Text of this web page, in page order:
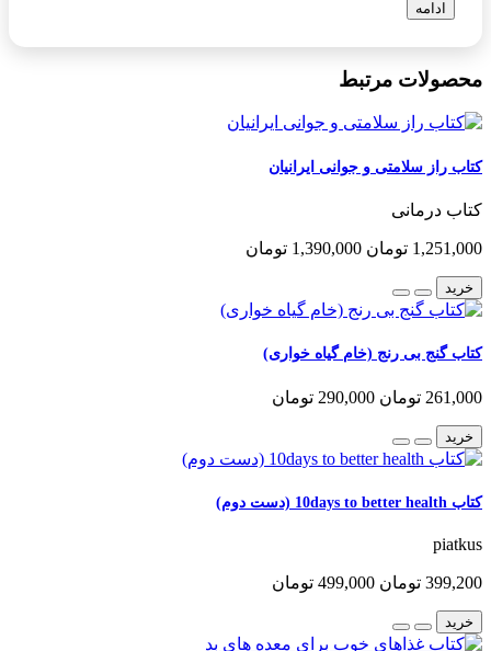
ادامه
محصولات مرتبط
کتاب راز سلامتی و جوانی ایرانیان
کتاب درمانی
1,251,000 تومان 1,390,000 تومان
خرید
کتاب گنج بی رنج (خام گیاه خواری)
261,000 تومان 290,000 تومان
خرید
کتاب 10days to better health (دست دوم)
piatkus
399,200 تومان 499,000 تومان
خرید